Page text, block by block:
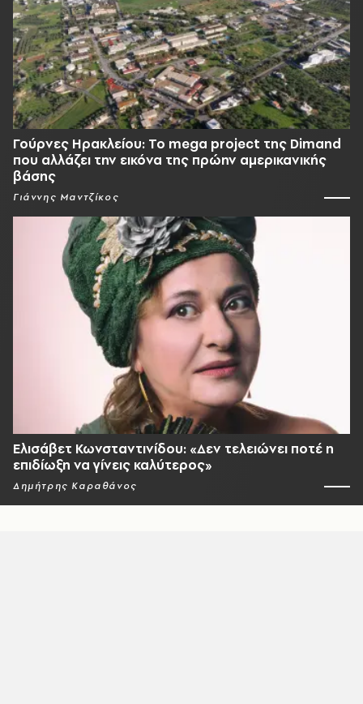
Γούρνες Ηρακλείου: To mega project της Dimand
που αλλάζει την εικόνα της πρώην αμερικανικής
βάσης
Γιάννης Μαντζίκος
Ελισάβετ Κωνσταντινίδου: «Δεν τελειώνει ποτέ η
επιδίωξη να γίνεις καλύτερος»
Δημήτρης Καραθάνος